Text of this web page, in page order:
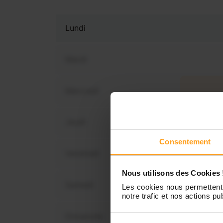
Consentement
Nous utilisons des Cookies
Les cookies nous
notre trafic et nos actions
Lundi